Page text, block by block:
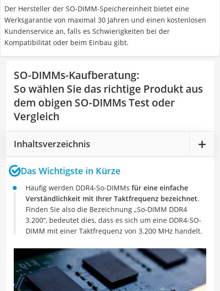
Der Hersteller der SO-DIMM-Speichereinheit bietet eine
Werksgarantie von maximal 30 Jahren und einen kostenlosen
Kundenservice an, falls es Schwierigkeiten bei der
Kompatibilität oder beim Einbau gibt.
SO-DIMMs-Kaufberatung:
So wählen Sie das richtige Produkt aus
dem obigen SO-DIMMs Test oder
Vergleich
Inhaltsverzeichnis
Das Wichtigste in Kürze
Häufig werden DDR4-So-DIMMs für eine einfache
Verständlichkeit mit Ihrer Taktfrequenz bezeichnet.
Finden Sie also die Bezeichnung „So-DIMM DDR4
3.200“, bedeutet dies, dass es sich um eine DDR4-SO-
DIMM mit einer Taktfrequenz von 3.200 MHz handelt.